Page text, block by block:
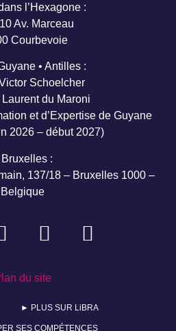
l’Hexagone :
Av. Marceau
Courbevoie
• Antilles :
Schoelcher
du Maroni
et d’Expertise de Guyane
2026 – début 2027)
:
137/18 – Bruxelles 1000 –
Belgique
du site
► PLUS SUR LiBRA
SES COMPÉTENCES